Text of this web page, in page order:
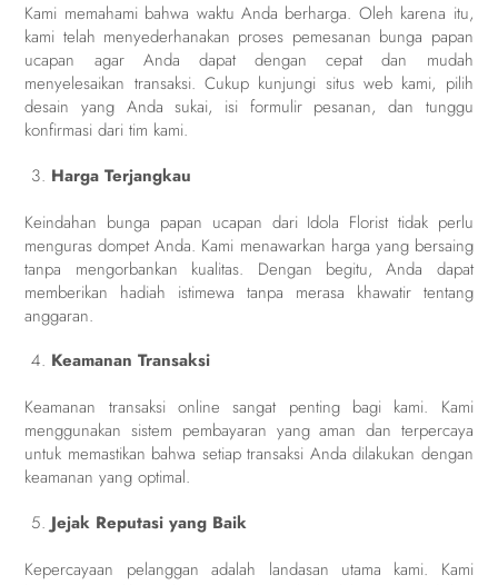
Kami memahami bahwa waktu Anda berharga. Oleh karena itu,
kami telah menyederhanakan proses pemesanan bunga papan
ucapan agar Anda dapat dengan cepat dan mudah
menyelesaikan transaksi. Cukup kunjungi situs web kami, pilih
desain yang Anda sukai, isi formulir pesanan, dan tunggu
konfirmasi dari tim kami.
Harga Terjangkau
Keindahan bunga papan ucapan dari Idola Florist tidak perlu
menguras dompet Anda. Kami menawarkan harga yang bersaing
tanpa mengorbankan kualitas. Dengan begitu, Anda dapat
memberikan hadiah istimewa tanpa merasa khawatir tentang
anggaran.
Keamanan Transaksi
Keamanan transaksi online sangat penting bagi kami. Kami
menggunakan sistem pembayaran yang aman dan terpercaya
untuk memastikan bahwa setiap transaksi Anda dilakukan dengan
keamanan yang optimal.
Jejak Reputasi yang Baik
Kepercayaan pelanggan adalah landasan utama kami. Kami